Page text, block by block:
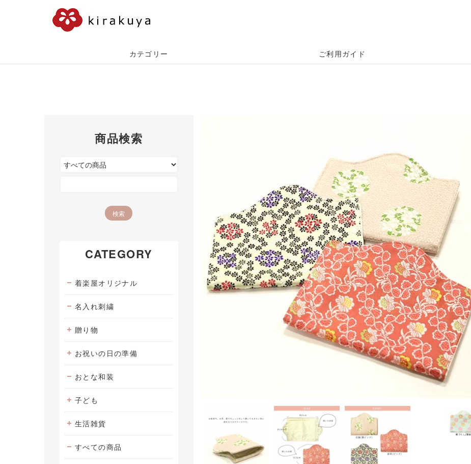
カテゴリー ご利用ガイド
商品検索
CATEGORY
着楽屋オリジナル
名入れ刺繍
贈り物
お祝いの日の準備
おとな和装
子ども
生活雑貨
すべての商品